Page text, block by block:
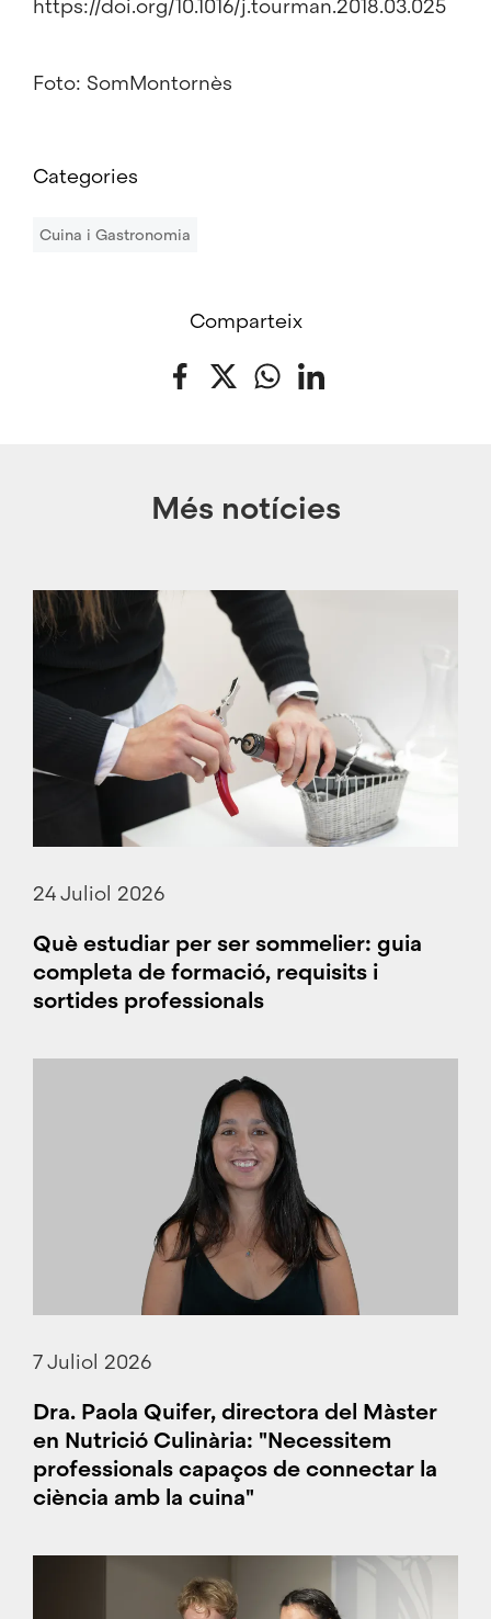
https://doi.org/10.1016/j.tourman.2018.03.025
Foto: SomMontornès
Categories
Cuina i Gastronomia
Comparteix
Facebook
Twitter WhatsApp
Més notícies
24 Juliol 2026
Què estudiar per ser sommelier: guia
completa de formació, requisits i
sortides professionals
7 Juliol 2026
Dra. Paola Quifer, directora del Màster
en Nutrició Culinària: "Necessitem
professionals capaços de connectar la
ciència amb la cuina"